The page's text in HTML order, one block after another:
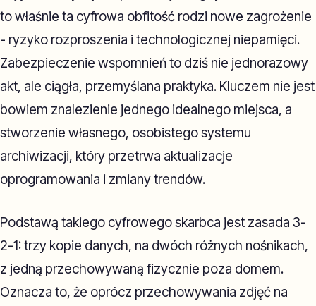
to właśnie ta cyfrowa obfitość rodzi nowe zagrożenie
- ryzyko rozproszenia i technologicznej niepamięci.
Zabezpieczenie wspomnień to dziś nie jednorazowy
akt, ale ciągła, przemyślana praktyka. Kluczem nie jest
bowiem znalezienie jednego idealnego miejsca, a
stworzenie własnego, osobistego systemu
archiwizacji, który przetrwa aktualizacje
oprogramowania i zmiany trendów.
Podstawą takiego cyfrowego skarbca jest zasada 3-
2-1: trzy kopie danych, na dwóch różnych nośnikach,
z jedną przechowywaną fizycznie poza domem.
Oznacza to, że oprócz przechowywania zdjęć na